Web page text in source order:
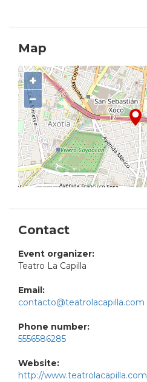
Map
+
−
Contact
Event organizer:
Teatro La Capilla
Email:
contacto@teatrolacapilla.com
Phone number:
5556586285
Website:
http://www.teatrolacapilla.com